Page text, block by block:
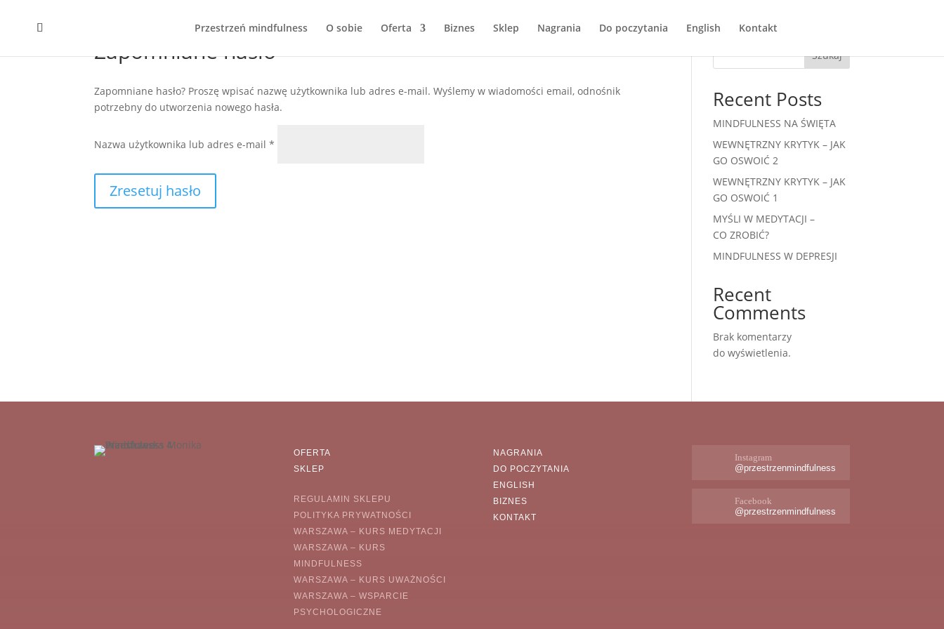
Przestrzeń mindfulness O sobie Oferta Biznes Sklep Nagrania Do poczytania English Kontakt
Zapomniane hasło
Zapomniane hasło? Proszę wpisać nazwę użytkownika lub adres e-mail. Wyślemy w wiadomości email, odnośnik
potrzebny do utworzenia nowego hasła.
Nazwa użytkownika lub adres e-mail*
Zresetuj hasło
Szukaj
Recent Posts
MINDFULNESS NA ŚWIĘTA
WEWNĘTRZNY KRYTYK – JAK
GO OSWOIĆ 2
WEWNĘTRZNY KRYTYK – JAK
GO OSWOIĆ 1
MYŚLI W MEDYTACJI –
CO ZROBIĆ?
MINDFULNESS W DEPRESJI
Recent
Comments
Brak komentarzy
do wyświetlenia.
OFERTA
SKLEP
REGULAMIN SKLEPU
POLITYKA PRYWATNOŚCI
WARSZAWA – KURS MEDYTACJI
WARSZAWA – KURS
MINDFULNESS
WARSZAWA – KURS UWAŻNOŚCI
WARSZAWA – WSPARCIE
PSYCHOLOGICZNE
NAGRANIA
DO POCZYTANIA
ENGLISH
BIZNES
KONTAKT
Instagram
@przestrzenmindfulness
Facebook
@przestrzenmindfulness